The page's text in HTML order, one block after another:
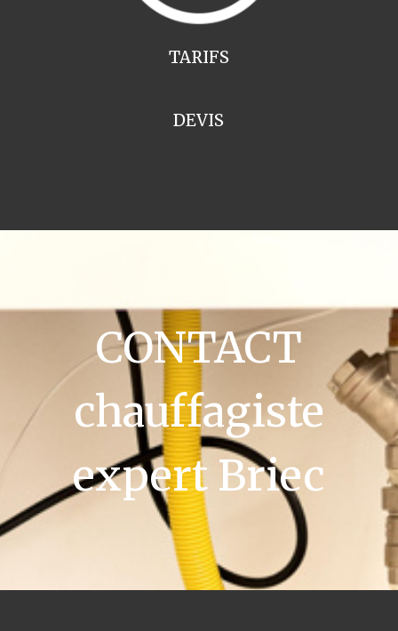
TARIFS
DEVIS
CONTACT
chauffagiste
expert Briec